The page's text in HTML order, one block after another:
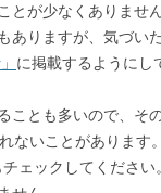
とが少なくありませ
ありますが、気づい
に掲載するようにし
ことも多いので、そ
ないことがあります
ェックしてください